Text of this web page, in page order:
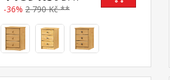
-36% 2 790 Kč **